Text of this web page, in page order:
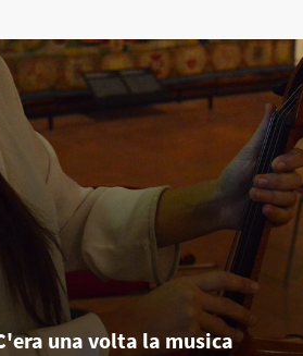
una volta la musica